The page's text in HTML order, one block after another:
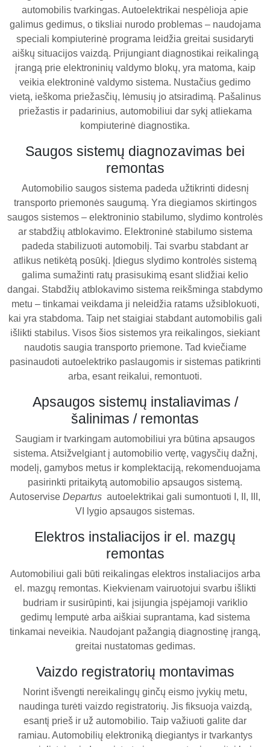
automobilis tvarkingas. Autoelektrikai nespėlioja apie
galimus gedimus, o tiksliai nurodo problemas – naudojama
speciali kompiuterinė programa leidžia greitai susidaryti
aiškų situacijos vaizdą. Prijungiant diagnostikai reikalingą
įrangą prie elektroninių valdymo blokų, yra matoma, kaip
veikia elektroninė valdymo sistema. Nustačius gedimo
vietą, ieškoma priežasčių, lėmusių jo atsiradimą. Pašalinus
priežastis ir padarinius, automobiliui dar sykį atliekama
kompiuterinė diagnostika.
Saugos sistemų diagnozavimas bei
remontas
Automobilio saugos sistema padeda užtikrinti didesnį
transporto priemonės saugumą. Yra diegiamos skirtingos
saugos sistemos – elektroninio stabilumo, slydimo kontrolės
ar stabdžių atblokavimo. Elektroninė stabilumo sistema
padeda stabilizuoti automobilį. Tai svarbu stabdant ar
atlikus netikėtą posūkį. Įdiegus slydimo kontrolės sistemą
galima sumažinti ratų prasisukimą esant slidžiai kelio
dangai. Stabdžių atblokavimo sistema reikšminga stabdymo
metu – tinkamai veikdama ji neleidžia ratams užsiblokuoti,
kai yra stabdoma. Taip net staigiai stabdant automobilis gali
išlikti stabilus. Visos šios sistemos yra reikalingos, siekiant
naudotis saugia transporto priemone. Tad kviečiame
pasinaudoti autoelektriko paslaugomis ir sistemas patikrinti
arba, esant reikalui, remontuoti.
Apsaugos sistemų instaliavimas /
šalinimas / remontas
Saugiam ir tvarkingam automobiliui yra būtina apsaugos
sistema. Atsižvelgiant į automobilio vertę, vagysčių dažnį,
modelį, gamybos metus ir komplektaciją, rekomenduojama
pasirinkti pritaikytą automobilio apsaugos sistemą.
Autoservise Departus autoelektrikai gali sumontuoti I, II, III,
VI lygio apsaugos sistemas.
Elektros instaliacijos ir el. mazgų
remontas
Automobiliui gali būti reikalingas elektros instaliacijos arba
el. mazgų remontas. Kiekvienam vairuotojui svarbu išlikti
budriam ir susirūpinti, kai įsijungia įspėjamoji variklio
gedimų lemputė arba aiškiai suprantama, kad sistema
tinkamai neveikia. Naudojant pažangią diagnostinę įrangą,
greitai nustatomas gedimas.
Vaizdo registratorių montavimas
Norint išvengti nereikalingų ginčų eismo įvykių metu,
naudinga turėti vaizdo registratorių. Jis fiksuoja vaizdą,
esantį prieš ir už automobilio. Taip važiuoti galite dar
ramiau. Automobilių elektroniką diegiantys ir tvarkantys